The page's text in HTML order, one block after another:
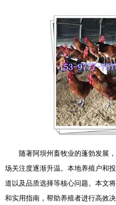
随著阿坝州畜牧业的蓬勃发展
场关注度逐渐升温。本地养殖户和
道以及品质选择等核心问题。本文
和实用指南，帮助养殖者进行高效